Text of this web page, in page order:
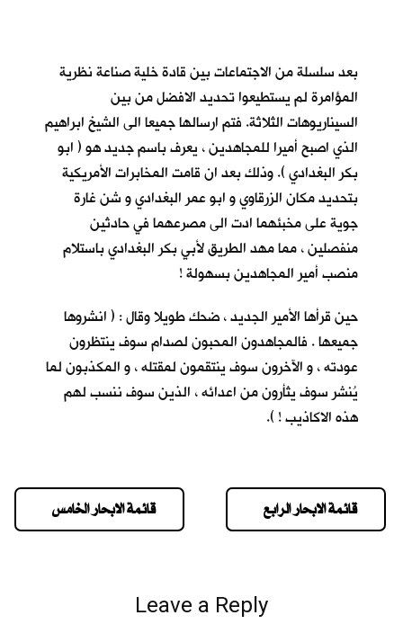
بعد سلسلة من الاجتماعات بين قادة خلية صناعة نظرية
المؤامرة لم يستطيعوا تحديد الافضل من بين
السيناريوهات الثلاثة. فتم ارسالها جميعا الى الشيخ ابراهيم
الذي اصبح أميرا للمجاهدين ، يعرف باسم جديد هو ( ابو
بكر البغدادي ). وذلك بعد ان قامت المخابرات الأمريكية
بتحديد مكان الزرقاوي و ابو عمر البغدادي و شن غارة
جوية على مخبئهما ادت الى مصرعهما في حادثين
منفصلين ، مما مهد الطريق لأبي بكر البغدادي باستلام
منصب أمير المجاهدين بسهولة !
حين قرأها الأمير الجديد ، ضحك طويلا وقال : ( انشروها
جميعها . فالمجاهدون المحبون لصدام سوف ينتظرون
عودته ، و الآخرون سوف ينتقمون لمقتله ، و المكذبون لما
يُنشر سوف يثأرون من اعدائه ، الذين سوف ننسب لهم
هذه الاكاذيب ! ).
قائمة الابحار الخامس قائمة الابحار الرابع
Leave a Reply